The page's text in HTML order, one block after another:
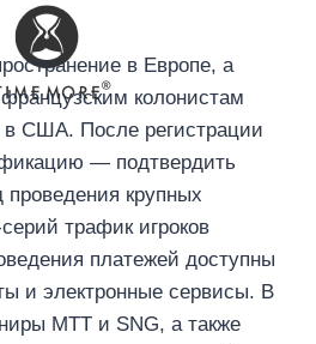
в Европе, а
колонистам
в США. После регистрации
— подтвердить
крупных
трафик игроков
платежей доступны
и электронные сервисы. В
МТТ и SNG, а также